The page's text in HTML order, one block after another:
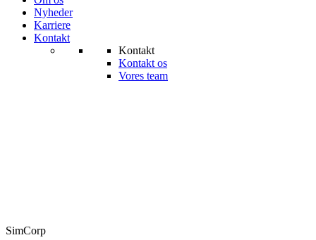
Nyheder
Karriere
Kontakt
Kontakt
Kontakt os
Vores team
SimCorp